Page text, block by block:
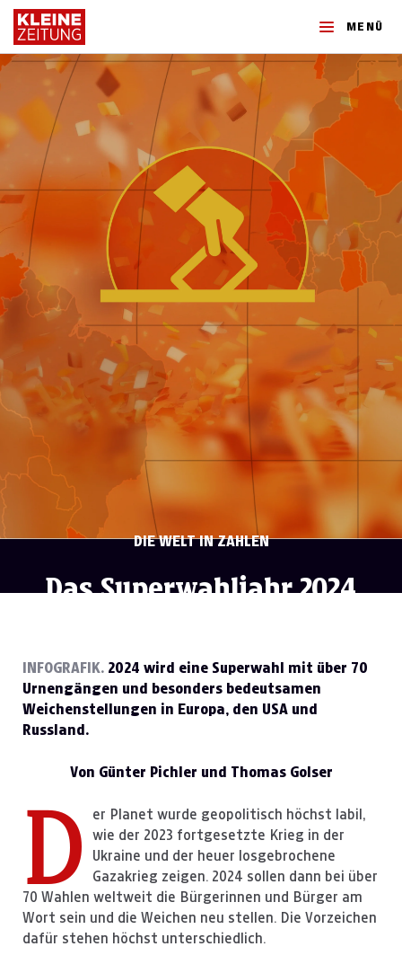
DIE WELT IN ZAHLEN
Das Superwahljahr 2024
INFOGRAFIK. 2024 wird eine Superwahl mit über 70
Urnengängen und besonders bedeutsamen
Weichenstellungen in Europa, den USA und
Russland.
Von Günter Pichler und Thomas Golser
D
er Planet wurde geopolitisch höchst labil,
wie der 2023 fortgesetzte Krieg in der
Ukraine und der heuer losgebrochene
Gazakrieg zeigen. 2024 sollen dann bei über
70 Wahlen weltweit die Bürgerinnen und Bürger am
Wort sein und die Weichen neu stellen. Die Vorzeichen
dafür stehen höchst unterschiedlich.